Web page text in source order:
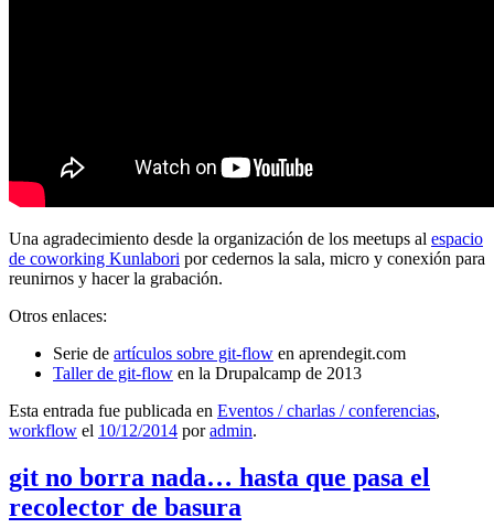
Una agradecimiento desde la organización de los meetups al espacio
de coworking Kunlabori por cedernos la sala, micro y conexión para
reunirnos y hacer la grabación.
Otros enlaces:
Serie de artículos sobre git-flow en aprendegit.com
Taller de git-flow en la Drupalcamp de 2013
Esta entrada fue publicada en Eventos / charlas / conferencias,
workflow el 10/12/2014 poradmin.
git no borra nada… hasta que pasa el
recolector de basura